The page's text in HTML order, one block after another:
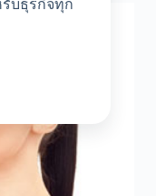
รับธุรกิจทุก